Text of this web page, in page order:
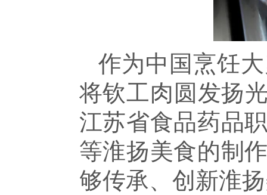
作为中国烹饪
将钦工肉圆发扬
江苏省食品药品
等淮扬美食的制
够传承、创新淮